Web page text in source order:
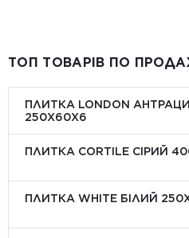
ТОП ТОВАРІВ ПО
ПЛИТКА LONDON
250Х60Х6
ПЛИТКА CORTILE СІРИЙ
ПЛИТКА WHITE БІЛИЙ